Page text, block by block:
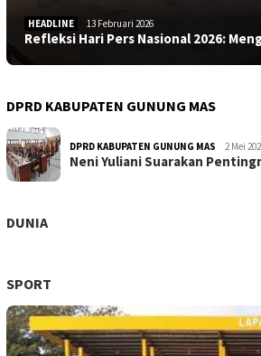
HEADLINE 13 Februari 2026
Refleksi Hari Pers Nasional 2026:
DPRD KABUPATEN GUNUNG MAS
DPRD KABUPATEN GUNUNG MAS 2 Mei
Neni Yuliani Suarakan
DUNIA
SPORT